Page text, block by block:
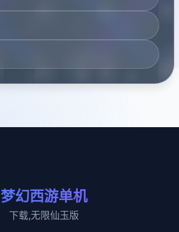
梦幻西游单机
下载,无限仙玉版